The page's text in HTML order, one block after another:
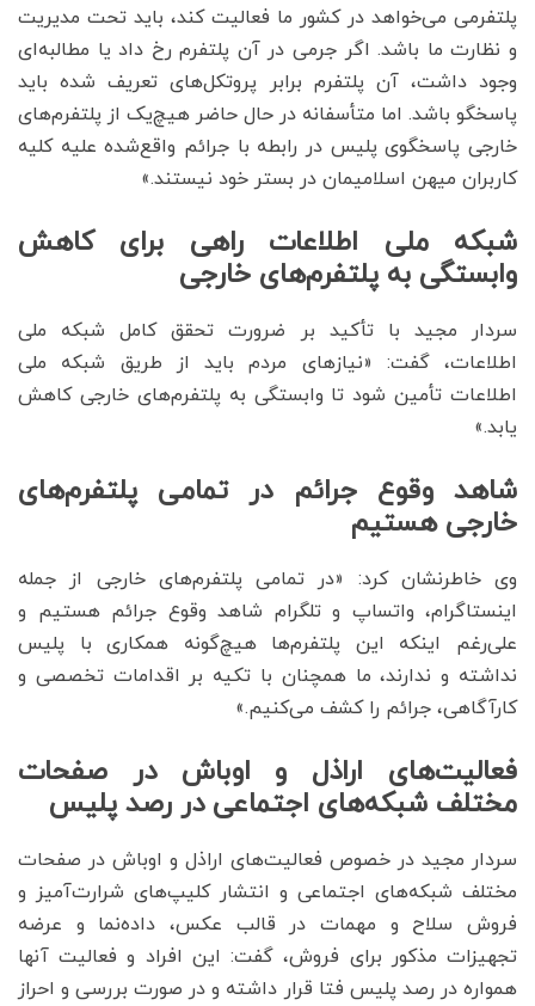
پلتفرمی می‌خواهد در کشور ما فعالیت کند، باید تحت مدیریت
و نظارت ما باشد. اگر جرمی در آن پلتفرم رخ داد یا مطالبه‌ای
وجود داشت، آن پلتفرم برابر پروتکل‌های تعریف شده باید
پاسخگو باشد. اما متأسفانه در حال حاضر هیچ‌یک از پلتفرم‌های
خارجی پاسخگوی پلیس در رابطه با جرائم واقع‌شده علیه کلیه
کاربران میهن اسلامیمان در بستر خود نیستند.»
شبکه ملی اطلاعات راهی برای کاهش
وابستگی به پلتفرم‌های خارجی
سردار مجید با تأکید بر ضرورت تحقق کامل شبکه ملی
اطلاعات، گفت: «نیازهای مردم باید از طریق شبکه ملی
اطلاعات تأمین شود تا وابستگی به پلتفرم‌های خارجی کاهش
یابد.»
شاهد وقوع جرائم در تمامی پلتفرم‌های
خارجی هستیم
وی خاطرنشان کرد: «در تمامی پلتفرم‌های خارجی از جمله
اینستاگرام، واتساپ و تلگرام شاهد وقوع جرائم هستیم و
علی‌رغم اینکه این پلتفرم‌ها هیچ‌گونه همکاری با پلیس
نداشته و ندارند، ما همچنان با تکیه بر اقدامات تخصصی و
کارآگاهی، جرائم را کشف می‌کنیم.»
فعالیت‌های اراذل و اوباش در صفحات
مختلف شبکه‌های اجتماعی در رصد پلیس
سردار مجید در خصوص فعالیت‌های اراذل و اوباش در صفحات
مختلف شبکه‌های اجتماعی و انتشار کلیپ‌های شرارت‌آمیز و
فروش سلاح و مهمات در قالب عکس، داده‌نما و عرضه
تجهیزات مذکور برای فروش، گفت: این افراد و فعالیت آنها
همواره در رصد پلیس فتا قرار داشته و در صورت بررسی و احراز